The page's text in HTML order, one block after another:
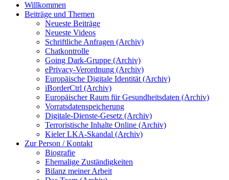
Willkommen
Beiträge und Themen
Neueste Beiträge
Neueste Videos
Schriftliche Anfragen (Archiv)
Chatkontrolle
Going Dark-Gruppe (Archiv)
ePrivacy-Verordnung (Archiv)
Europäische Digitale Identität (Archiv)
iBorderCtrl (Archiv)
Europäischer Raum für Gesundheitsdaten (Archiv)
Vorratsdatenspeicherung
Digitale-Dienste-Gesetz (Archiv)
Terroristische Inhalte Online (Archiv)
Kieler LKA-Skandal (Archiv)
Zur Person / Kontakt
Biografie
Ehemalige Zuständigkeiten
Bilanz meiner Arbeit